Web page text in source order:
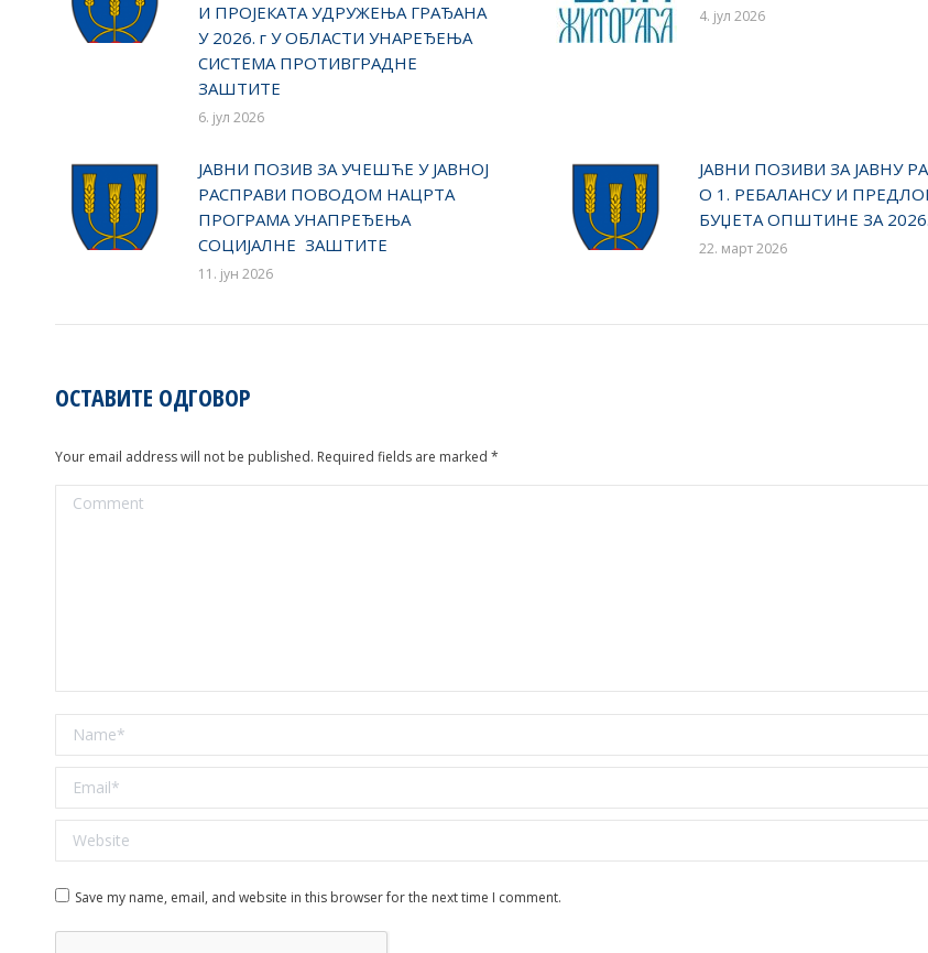
И ПРОЈЕКАТА УДРУЖЕЊА ГРАЂАНА
У 2026. г У ОБЛАСТИ УНАРЕЂЕЊА
СИСТЕМА ПРОТИВГРАДНЕ
ЗАШТИТЕ
6. јул 2026
4. јул 2026
ЈАВНИ ПОЗИВ ЗА УЧЕШЋЕ У ЈАВНОЈ
РАСПРАВИ ПОВОДОМ НАЦРТА
ПРОГРАМА УНАПРЕЂЕЊА
СОЦИЈАЛНЕ ЗАШТИТЕ
11. јун 2026
ЈАВНИ ПОЗИВИ ЗА ЈАВНУ
О 1. РЕБАЛАНСУ И
БУЏЕТА ОПШТИНЕ ЗА 2026.
22. март 2026
ОСТАВИТЕ ОДГОВОР
Your email address will not be published. Required fields are marked *
Comment
Name *
Email *
Website
Save my name, email, and website in this browser for the next time I comment.